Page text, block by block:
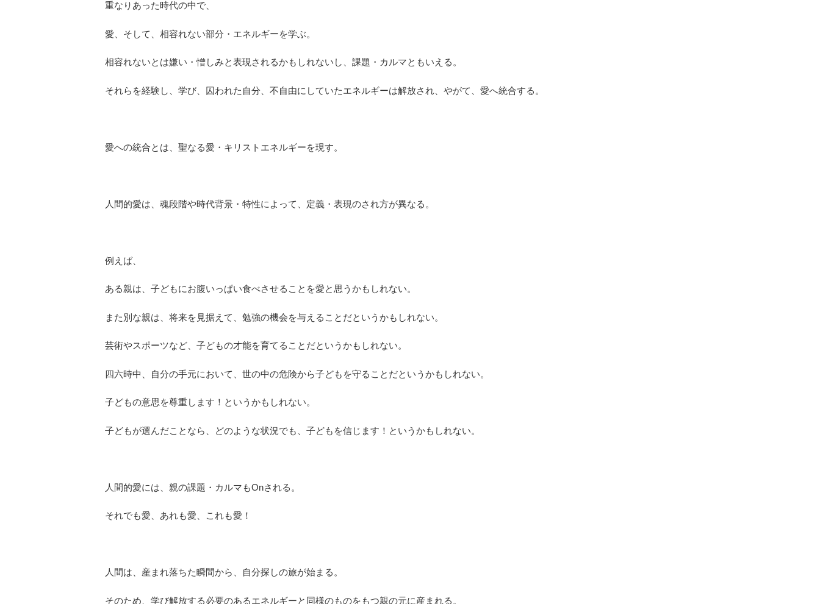
重なりあった時代の中で、
愛、そして、相容れない部分・エネルギーを学ぶ。
相容れないとは嫌い・憎しみと表現されるかもしれないし、課題・カルマともいえる。
それらを経験し、学び、囚われた自分、不自由にしていたエネルギーは解放され、やがて、愛へ統合する。
愛への統合とは、聖なる愛・キリストエネルギーを現す。
人間的愛は、魂段階や時代背景・特性によって、定義・表現のされ方が異なる。
例えば、
ある親は、子どもにお腹いっぱい食べさせることを愛と思うかもしれない。
また別な親は、将来を見据えて、勉強の機会を与えることだというかもしれない。
芸術やスポーツなど、子どもの才能を育てることだというかもしれない。
四六時中、自分の手元において、世の中の危険から子どもを守ることだというかもしれない。
子どもの意思を尊重します！というかもしれない。
子どもが選んだことなら、どのような状況でも、子どもを信じます！というかもしれない。
人間的愛には、親の課題・カルマもOnされる。
それでも愛、あれも愛、これも愛！
人間は、産まれ落ちた瞬間から、自分探しの旅が始まる。
そのため、学び解放する必要のあるエネルギーと同様のものをもつ親の元に産まれる。